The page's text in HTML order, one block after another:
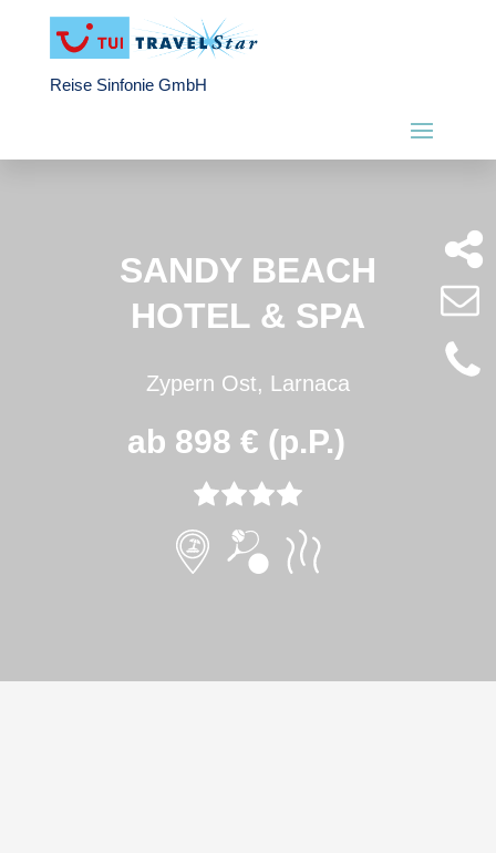
Reise Sinfonie GmbH
SANDY BEACH
HOTEL & SPA
Zypern Ost, Larnaca
ab 898 € (p.P.)